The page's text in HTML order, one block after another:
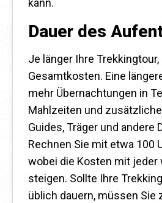
kann.
Dauer des
Je länger Ihre
Gesamtkosten. Eine
mehr Übernachtungen in
Mahlzeiten und
Guides, Träger und andere
Rechnen Sie mit etwa 100
wobei die Kosten mit jeder
steigen. Sollte Ihre
üblich dauern, müssen Sie